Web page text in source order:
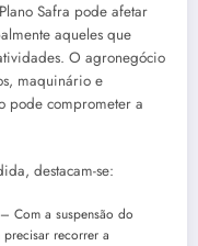
Safra pode afetar
aqueles que
O agronegócio
maquinário e
pode comprometer a
destacam-se:
– Com a suspensão do
recorrer a